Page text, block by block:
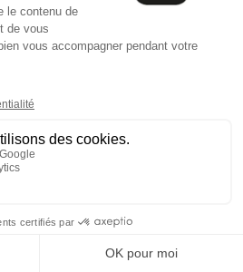
élémentaire - Pique-
classes fermées (SMA
élémentaire - Pique-